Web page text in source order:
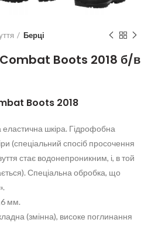
Берці
Combat Boots 2018 б/в
Boots 2018
еластична шкіра. Гідрофобна
(спеціальний спосіб просочення
стає водонепроникним, і, в той
Спеціальна обробка, що
мм.
(змінна), високе поглинання